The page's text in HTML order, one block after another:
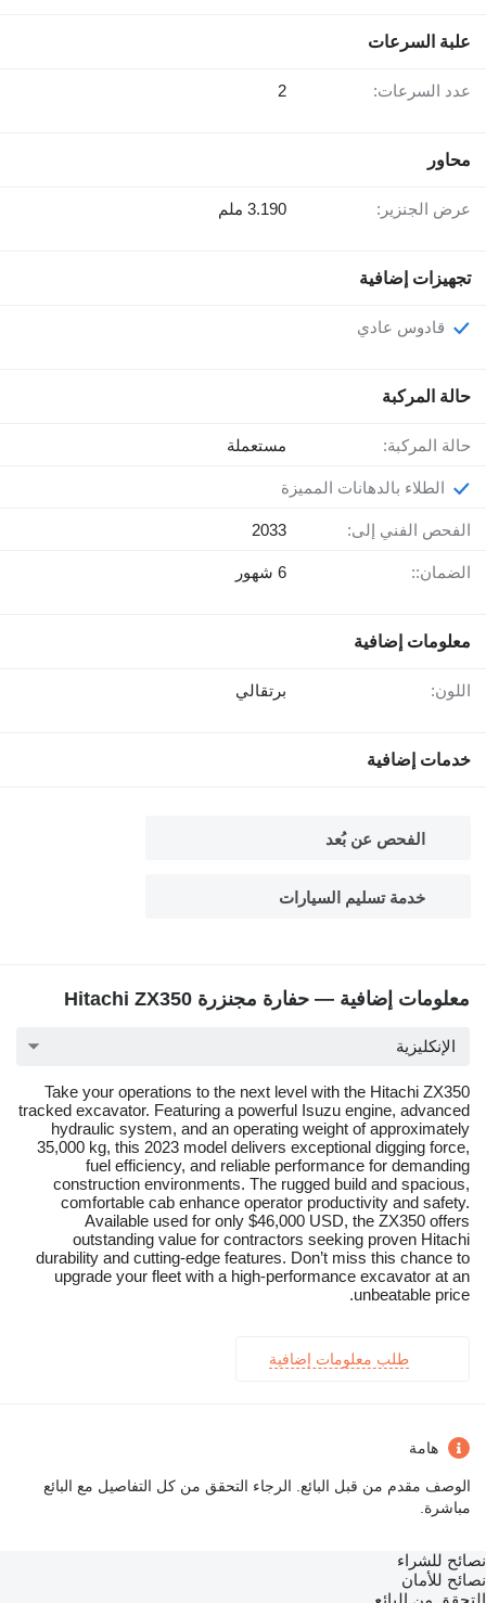
علبة السرعات
عدد السرعات: 2
محاور
عرض الجنزير: 3.190 ملم
تجهيزات إضافية
قادوس عادي
حالة المركبة
حالة المركبة: مستعملة
الطلاء بالدهانات المميزة
الفحص الفني إلى: 2033
الضمان:: 6 شهور
معلومات إضافية
اللون: برتقالي
خدمات إضافية
الفحص عن بُعد
خدمة تسليم السيارات
معلومات إضافية — حفارة مجنزرة Hitachi ZX350
الإنكليزية
Take your operations to the next level with the Hitachi ZX350
tracked excavator. Featuring a powerful Isuzu engine, advanced
hydraulic system, and an operating weight of approximately
35,000 kg, this 2023 model delivers exceptional digging force,
fuel efficiency, and reliable performance for demanding
construction environments. The rugged build and spacious,
comfortable cab enhance operator productivity and safety.
Available used for only $46,000 USD, the ZX350 offers
outstanding value for contractors seeking proven Hitachi
durability and cutting-edge features. Don’t miss this chance to
upgrade your fleet with a high-performance excavator at an
unbeatable price.
طلب معلومات إضافية
هامة
الوصف مقدم من قبل البائع. الرجاء التحقق من كل التفاصيل مع البائع
مباشرة.
نصائح للشراء
نصائح للأمان
التحقق من البائع